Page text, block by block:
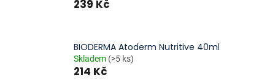
239 Kč
BIODERMA Atoderm Nutritive 40ml
Skladem (>5 ks)
214 Kč